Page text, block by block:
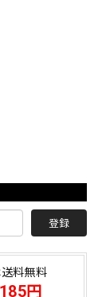
登録
料無料
円